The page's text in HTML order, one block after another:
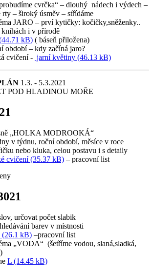
cvrčka“ – dlouhý nádech i výdech –
rty – široký úsměv – střídáme
JARO – prví kytičky: kočičky,sněženky..
i v přírodě
kB) ( báseň přiložena)
období – kdy začíná jaro?
cvičení - jarní květiny (46.13 kB)
1.3. - 5.3.2021
POD HLADINOU MOŘE
„HOLKA MODROOKÁ“
v týdnu, roční období, měsíce v roce
nebo kluka, celou postavu i s detaily
cvičení (35.37 kB) – pracovní list
určovat počet slabik
barev v místnosti
(26.1 kB) –pracovní list
„VODA“ (šetříme vodou, slaná,sladká,
L (14.45 kB)